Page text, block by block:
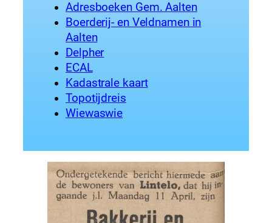
Adresboeken Gem. Aalten
Boerderij- en Veldnamen in
Aalten
Delpher
ECAL
Kadastrale kaart
Topotijdreis
Wiewaswie